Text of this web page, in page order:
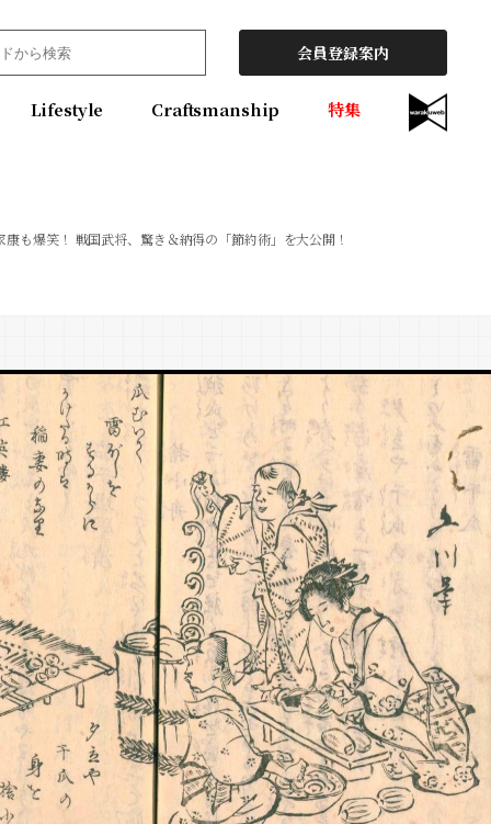
会員登録案内
Lifestyle Craftsmanship 特集
康も爆笑！ 戦国武将、驚き＆納得の「節約術」を大公開！